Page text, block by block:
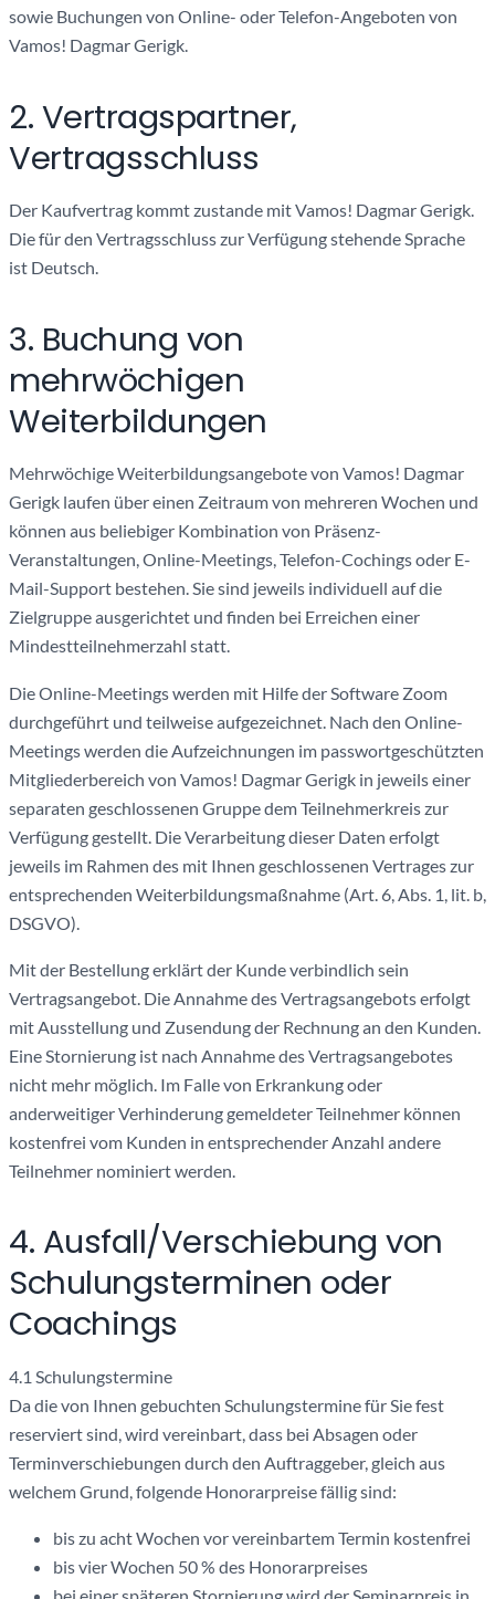
sowie Buchungen von Online- oder Telefon-Angeboten von
Vamos! Dagmar Gerigk.
2. Vertragspartner,
Vertragsschluss
Der Kaufvertrag kommt zustande mit Vamos! Dagmar Gerigk.
Die für den Vertragsschluss zur Verfügung stehende Sprache
ist Deutsch.
3. Buchung von
mehrwöchigen
Weiterbildungen
Mehrwöchige Weiterbildungsangebote von Vamos! Dagmar
Gerigk laufen über einen Zeitraum von mehreren Wochen und
können aus beliebiger Kombination von Präsenz-
Veranstaltungen, Online-Meetings, Telefon-Cochings oder E-
Mail-Support bestehen. Sie sind jeweils individuell auf die
Zielgruppe ausgerichtet und finden bei Erreichen einer
Mindestteilnehmerzahl statt.
Die Online-Meetings werden mit Hilfe der Software Zoom
durchgeführt und teilweise aufgezeichnet. Nach den Online-
Meetings werden die Aufzeichnungen im passwortgeschützten
Mitgliederbereich von Vamos! Dagmar Gerigk in jeweils einer
separaten geschlossenen Gruppe dem Teilnehmerkreis zur
Verfügung gestellt. Die Verarbeitung dieser Daten erfolgt
jeweils im Rahmen des mit Ihnen geschlossenen Vertrages zur
entsprechenden Weiterbildungsmaßnahme (Art. 6, Abs. 1, lit. b,
DSGVO).
Mit der Bestellung erklärt der Kunde verbindlich sein
Vertragsangebot. Die Annahme des Vertragsangebots erfolgt
mit Ausstellung und Zusendung der Rechnung an den Kunden.
Eine Stornierung ist nach Annahme des Vertragsangebotes
nicht mehr möglich. Im Falle von Erkrankung oder
anderweitiger Verhinderung gemeldeter Teilnehmer können
kostenfrei vom Kunden in entsprechender Anzahl andere
Teilnehmer nominiert werden.
4. Ausfall/Verschiebung von
Schulungsterminen oder
Coachings
4.1 Schulungstermine
Da die von Ihnen gebuchten Schulungstermine für Sie fest
reserviert sind, wird vereinbart, dass bei Absagen oder
Terminverschiebungen durch den Auftraggeber, gleich aus
welchem Grund, folgende Honorarpreise fällig sind:
bis zu acht Wochen vor vereinbartem Termin kostenfrei
bis vier Wochen 50 % des Honorarpreises